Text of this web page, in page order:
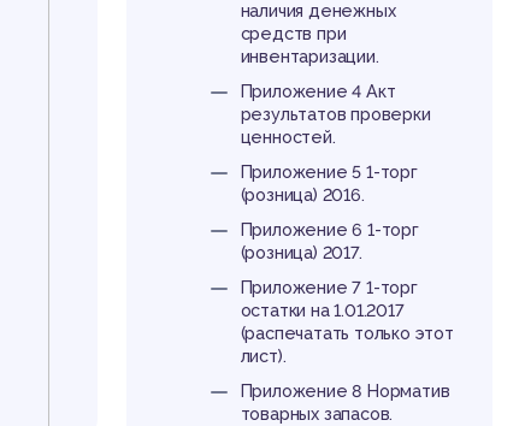
наличия денежных
средств при
инвентаризации.
Приложение 4 Акт
результатов проверки
ценностей.
Приложение 5 1-торг
(розница) 2016.
Приложение 6 1-торг
(розница) 2017.
Приложение 7 1-торг
остатки на 1.01.2017
(распечатать только этот
лист).
Приложение 8 Норматив
товарных запасов.